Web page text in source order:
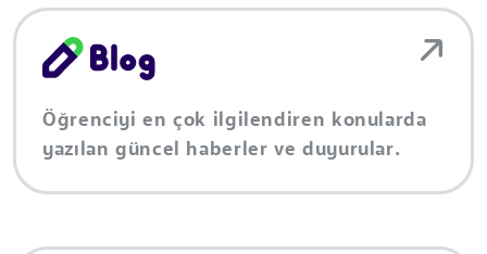
Öğrenciyi en çok ilgilendiren konularda
yazılan güncel haberler ve duyurular.